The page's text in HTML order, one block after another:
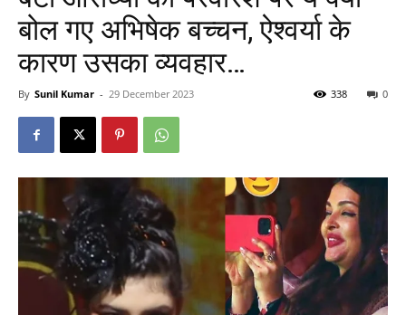
बोल गए अभिषेक बच्चन, ऐश्वर्या के
कारण उसका व्यवहार…
By Sunil Kumar - 29 December 2023 0
338